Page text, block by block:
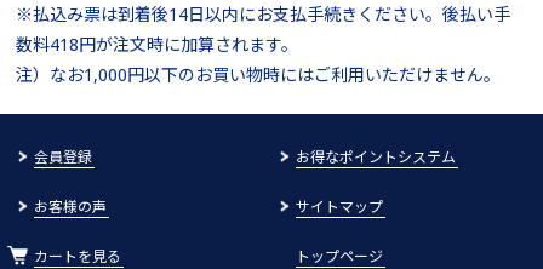
※払込み票は到着後14日以内にお支払手続きください。後払い手
数料418円が注文時に加算されます。
注）なお1,000円以下のお買い物時にはご利用いただけません。
会員登録 お得なポイントシステム
お客様の声 サイトマップ
カートを見る トップページ